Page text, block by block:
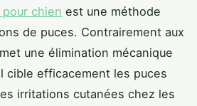
chien est une méthode
de puces. Contrairement aux
une élimination mécanique
cible efficacement les puces
irritations cutanées chez les